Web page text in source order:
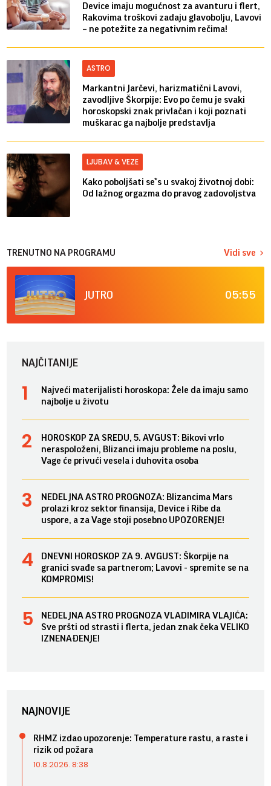
Device imaju mogućnost za avanturu i flert,
Rakovima troškovi zadaju glavobolju, Lavovi
– ne potežite za negativnim rečima!
ASTRO
Markantni Jarčevi, harizmatični Lavovi,
zavodljive Škorpije: Evo po čemu je svaki
horoskopski znak privlačan i koji poznati
muškarac ga najbolje predstavlja
LJUBAV & VEZE
Kako poboljšati se*s u svakoj životnoj dobi:
Od lažnog orgazma do pravog zadovoljstva
TRENUTNO NA PROGRAMU Vidi sve
JUTRO 05:55
NAJČITANIJE
Najveći materijalisti horoskopa: Žele da imaju samo
najbolje u životu
HOROSKOP ZA SREDU, 5. AVGUST: Bikovi vrlo
neraspoloženi, Blizanci imaju probleme na poslu,
Vage će privući vesela i duhovita osoba
NEDELJNA ASTRO PROGNOZA: Blizancima Mars
prolazi kroz sektor finansija, Device i Ribe da
uspore, a za Vage stoji posebno UPOZORENJE!
DNEVNI HOROSKOP ZA 9. AVGUST: Škorpije na
granici svađe sa partnerom; Lavovi - spremite se na
KOMPROMIS!
NEDELJNA ASTRO PROGNOZA VLADIMIRA VLAJIĆA:
Sve pršti od strasti i flerta, jedan znak čeka VELIKO
IZNENAĐENJE!
NAJNOVIJE
RHMZ izdao upozorenje: Temperature rastu, a raste i
rizik od požara
10.8.2026. 8:38